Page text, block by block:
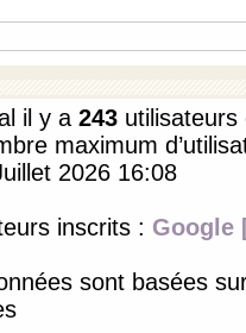
il y a 243
maximum
2026 16:08
inscrits : Google
sont basées